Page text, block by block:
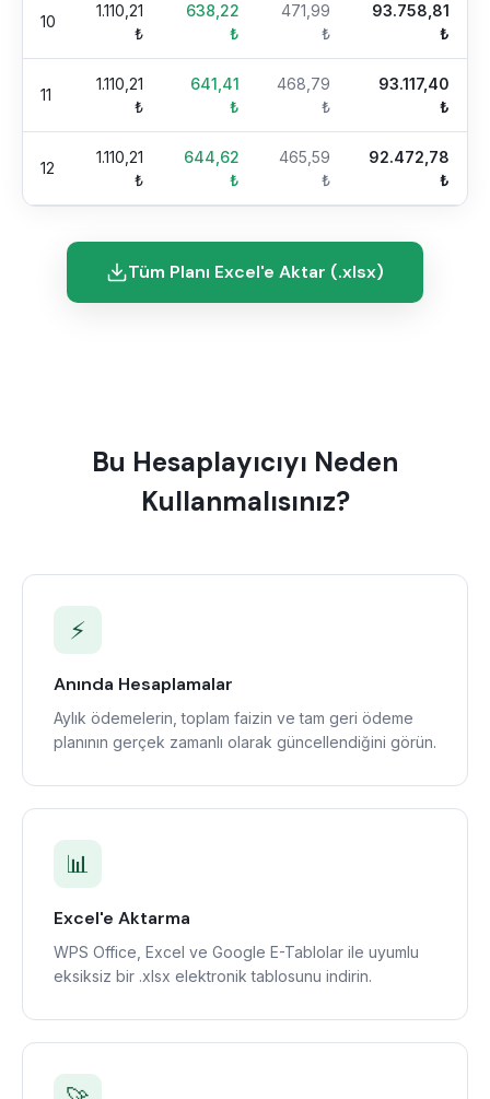
10
1.110,21
₺
638,22
₺
471,99
₺
93.758,81
₺
11
1.110,21
₺
641,41
₺
468,79
₺
93.117,40
₺
12
1.110,21
₺
644,62
₺
465,59
₺
92.472,78
₺
Tüm Planı Excel'e Aktar (.xlsx)
Bu Hesaplayıcıyı Neden
Kullanmalısınız?
⚡
Anında Hesaplamalar
Aylık ödemelerin, toplam faizin ve tam geri ödeme
planının gerçek zamanlı olarak güncellendiğini görün.
📊
Excel'e Aktarma
WPS Office, Excel ve Google E-Tablolar ile uyumlu
eksiksiz bir .xlsx elektronik tablosunu indirin.